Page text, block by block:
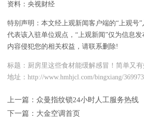
资料：央视财经
特别声明：本文经上观新闻客户端的“上观号
代表该入驻单位观点，“上观新闻”仅为信息
内容侵犯您的相关权益，请联系删除!
标题：厨房里这些食材能缓解感冒！简单又有
地址：http://www.hmhjcl.com/bingxiang/
上一篇： 众曼指纹锁24小时人工服务热线
下一篇： 大金空调首页